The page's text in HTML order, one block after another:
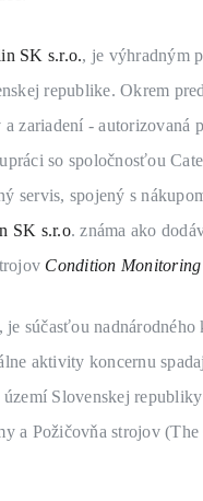
SK s.r.o., je výhradným
republike. Okrem
zariadení - autorizovaná
so spoločnosťou
servis, spojený s
SK s.r.o. známa ako
Condition Monitoring
, je súčasťou nadnárodného
aktivity koncernu
Slovenskej
a Požičovňa strojov